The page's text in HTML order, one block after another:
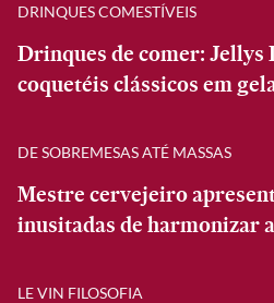
DRINQUES COMESTÍVEIS
Drinques de comer:
coquetéis clássicos em
DE SOBREMESAS ATÉ MASSAS
Mestre cervejeiro
inusitadas de harmonizar
LE VIN FILOSOFIA